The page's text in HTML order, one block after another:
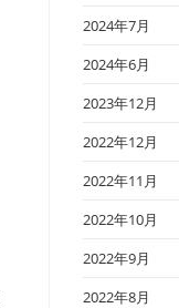
2024年7月
2024年6月
2023年12月
2022年12月
2022年11月
2022年10月
2022年9月
2022年8月